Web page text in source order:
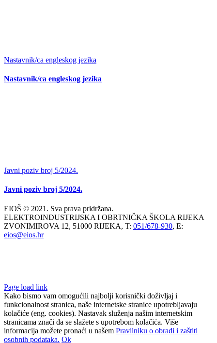
Nastavnik/ca engleskog jezika
Nastavnik/ca engleskog jezika
Javni poziv broj 5/2024.
Javni poziv broj 5/2024.
EIOŠ © 2021. Sva prava pridržana.
ELEKTROINDUSTRIJSKA I OBRTNIČKA ŠKOLA RIJEKA
ZVONIMIROVA 12, 51000 RIJEKA, T: 051/678-930, E:
eios@eios.hr
Page load link
Kako bismo vam omogućili najbolji korisnički doživljaj i
funkcionalnost stranica, naše internetske stranice upotrebljavaju
kolačiće (eng. cookies). Nastavak služenja našim internetskim
stranicama znači da se slažete s upotrebom kolačića. Više
informacija možete pronaći u našem Pravilniku o obradi i zaštiti
osobnih podataka. Ok